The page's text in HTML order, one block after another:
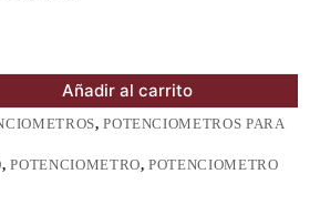
Añadir al carrito
,POTENCIOMETROS PARA
,POTENCIOMETRO,POTENCIOMETRO